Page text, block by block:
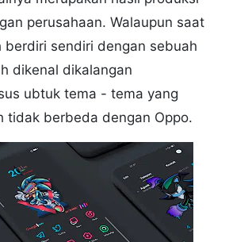
perusahaan. Walaupun saat
berdiri sendiri dengan sebuah
dikenal dikalangan
ubtuk tema - tema yang
tidak berbeda dengan Oppo.